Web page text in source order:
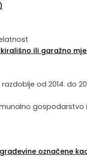
ili garažno
od 2014. do
gospodarstvo i
označene